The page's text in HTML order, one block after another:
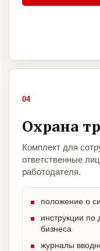
04
Охрана
Комплект для
ответственные
работодателя.
положение о
инструкции
бизнеса
журналы